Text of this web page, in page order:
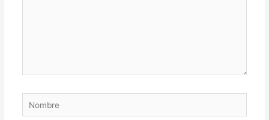
Nombre